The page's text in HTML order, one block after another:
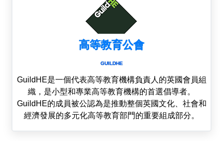
高等教育公會
GUILDHE
GuildHE是一個代表高等教育機構負責人的英國會員組
織，是小型和專業高等教育機構的首選倡導者。
GuildHE的成員被公認為是推動整個英國文化、社會和
經濟發展的多元化高等教育部門的重要組成部分。